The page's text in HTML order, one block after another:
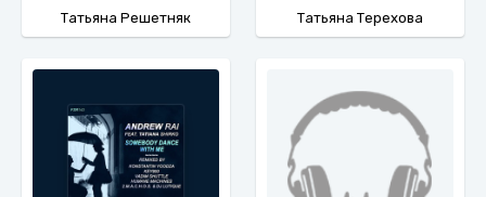
Татьяна Решетняк Татьяна Терехова